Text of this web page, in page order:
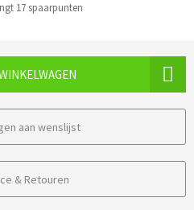
17 spaarpunten
aan wenslijst
& Retouren